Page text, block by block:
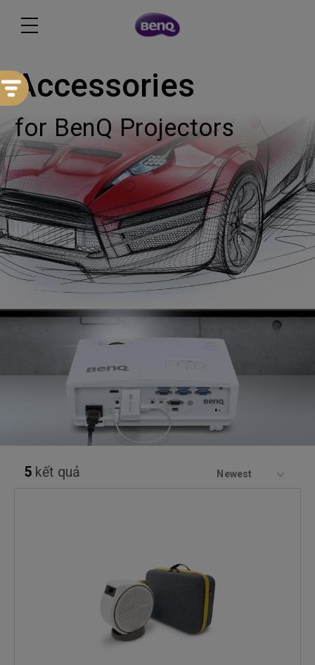
Accessories
for BenQ Projectors
5 kết quả Newest